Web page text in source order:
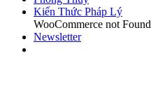
Kiến Thức Pháp Lý
WooCommerce not Found
Newsletter